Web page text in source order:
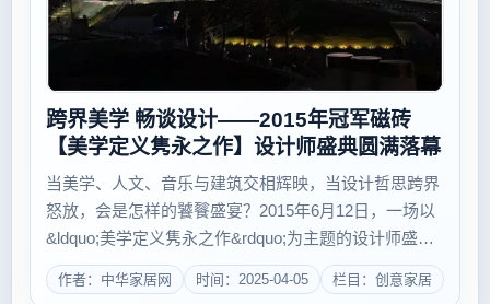
跨界美学 畅谈设计——2015年冠军磁砖
【美学定义隽永之作】设计师盛典圆满落幕
当美学、人文、音乐与建筑交相辉映，当设计哲思跨界
怒放，会是怎样的饕餮盛宴？2015年6月12日，一场以
&ldquo;美学定义隽永之作&rdquo;为主题的设计师盛
典，在上海梅赛德斯奔驰文化中心正式开场。全国各地
设计菁英齐聚盛典，共同探讨设计与美之间的无限可
作者：中华家居网 时间：2025-04-05 栏目：创意家居